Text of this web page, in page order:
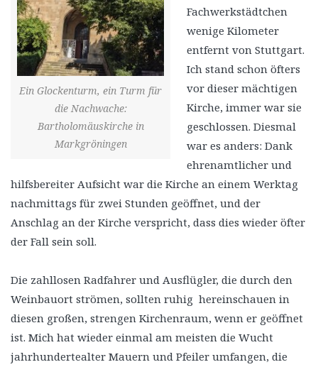
Ein Glockenturm, ein Turm für
die Nachwache:
Bartholomäuskirche in
Markgröningen
Fachwerkstädtchen
wenige Kilometer
entfernt von Stuttgart.
Ich stand schon öfters
vor dieser mächtigen
Kirche, immer war sie
geschlossen. Diesmal
war es anders: Dank
ehrenamtlicher und
hilfsbereiter Aufsicht war die Kirche an einem Werktag
nachmittags für zwei Stunden geöffnet, und der
Anschlag an der Kirche verspricht, dass dies wieder öfter
der Fall sein soll.
Die zahllosen Radfahrer und Ausflügler, die durch den
Weinbauort strömen, sollten ruhig hereinschauen in
diesen großen, strengen Kirchenraum, wenn er geöffnet
ist. Mich hat wieder einmal am meisten die Wucht
jahrhundertealter Mauern und Pfeiler umfangen, die